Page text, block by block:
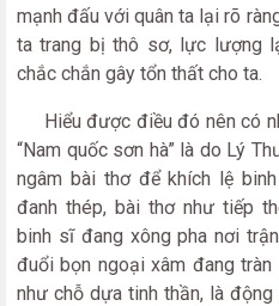
mạnh đấu với quân ta lại rõ
ta trang bị thô sơ, lực lượng
chắc chắn gây tổn thất cho ta.
Hiểu được điều đó nên có
“Nam quốc sơn hà” là do Lý
ngâm bài thơ để khích lệ
đanh thép, bài thơ như tiếp
binh sĩ đang xông pha nơi
đuổi bọn ngoại xâm đang
như chỗ dựa tinh thần, là